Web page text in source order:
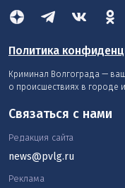
Политика
Криминал Волгограда —
о происшествиях в городе
Связаться с нами
Редакция сайта
news@pvlg.ru
Реклама